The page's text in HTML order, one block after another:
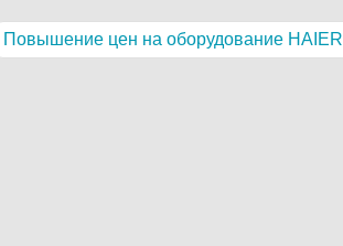
Повышение цен на оборудование HAIER